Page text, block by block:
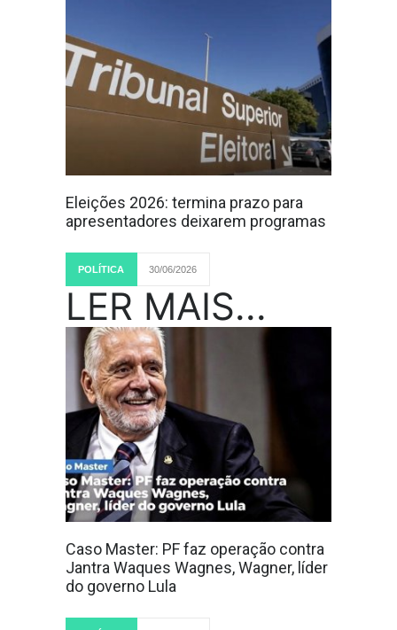
Eleições 2026: termina prazo para
apresentadores deixarem programas
POLÍTICA 30/06/2026
LER MAIS...
Caso Master: PF faz operação contra
Jantra Waques Wagnes, Wagner, líder
do governo Lula